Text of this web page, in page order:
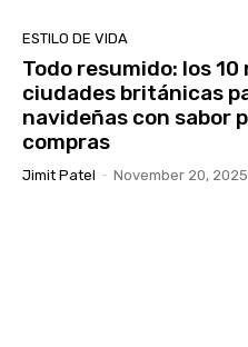
ESTILO DE VIDA
Todo resumido: los
ciudades británicas
navideñas con sabor
compras
Jimit Patel - November 20, 2025